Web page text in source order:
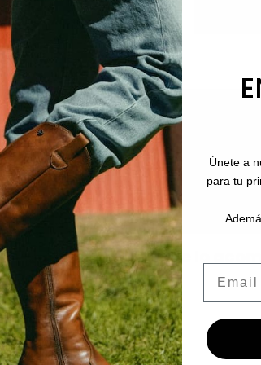
Los favoritos que lo
Únete a
para tu